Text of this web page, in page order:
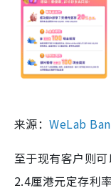
来源：WeLab
至于现有客户则
2.4厘港元定存利率